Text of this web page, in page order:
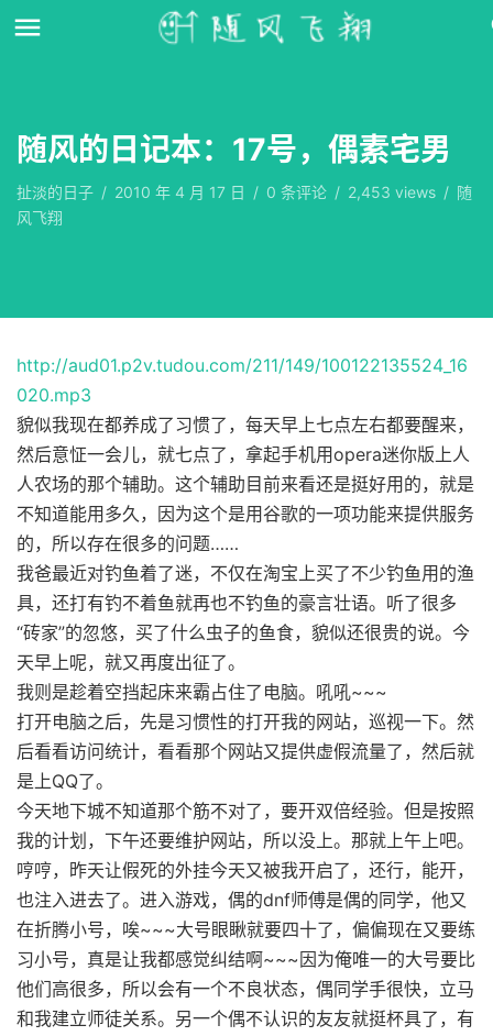
随风的日记本：17号，偶素宅男
扯淡的日子 / 2010 年 4 月 17 日 / 0 条评论 / 2,453 views / 随
风飞翔
http://aud01.p2v.tudou.com/211/149/100122135524_16
020.mp3
貌似我现在都养成了习惯了，每天早上七点左右都要醒来，
然后意怔一会儿，就七点了，拿起手机用opera迷你版上人
人农场的那个辅助。这个辅助目前来看还是挺好用的，就是
不知道能用多久，因为这个是用谷歌的一项功能来提供服务
的，所以存在很多的问题……
我爸最近对钓鱼着了迷，不仅在淘宝上买了不少钓鱼用的渔
具，还打有钓不着鱼就再也不钓鱼的豪言壮语。听了很多
“砖家”的忽悠，买了什么虫子的鱼食，貌似还很贵的说。今
天早上呢，就又再度出征了。
我则是趁着空挡起床来霸占住了电脑。吼吼~~~
打开电脑之后，先是习惯性的打开我的网站，巡视一下。然
后看看访问统计，看看那个网站又提供虚假流量了，然后就
是上QQ了。
今天地下城不知道那个筋不对了，要开双倍经验。但是按照
我的计划，下午还要维护网站，所以没上。那就上午上吧。
哼哼，昨天让假死的外挂今天又被我开启了，还行，能开，
也注入进去了。进入游戏，偶的dnf师傅是偶的同学，他又
在折腾小号，唉~~~大号眼瞅就要四十了，偏偏现在又要练
习小号，真是让我都感觉纠结啊~~~因为俺唯一的大号要比
他们高很多，所以会有一个不良状态，偶同学手很快，立马
和我建立师徒关系。另一个偶不认识的友友就挺杯具了，有